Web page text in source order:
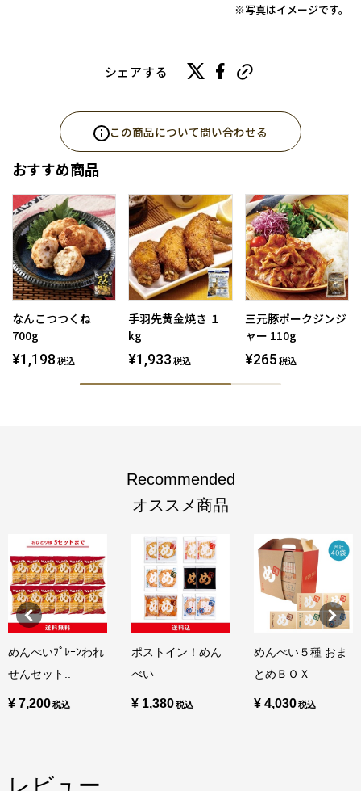
※写真はイメージです。
シェアする
この商品について問い合わせる
おすすめ商品
なんこつつくね
700g
¥1,198 税込
手羽先黄金焼き １
kg
¥1,933 税込
三元豚ポークジンジ
ャー 110g
¥265 税込
Recommended
オススメ商品
めんべいﾌﾟﾚｰﾝわれ
せんセット..
¥ 7,200
ポストイン！めん
べい
¥ 1,380
めんべい５種 おま
とめＢＯＸ
¥ 4,030
レビュー